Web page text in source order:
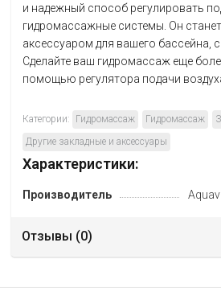
и надежный способ регулировать
гидромассажные системы. Он
аксессуаром для вашего бассейна,
Сделайте ваш гидромассаж еще
помощью регулятора подачи
Категории: Гидромассаж Гидромассаж
Другие закладные и аксессуары
Характеристики:
Производитель
Отзывы (0)